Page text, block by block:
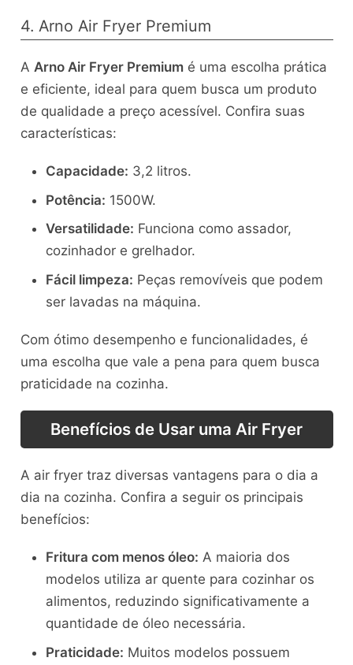
4. Arno Air Fryer Premium
A Arno Air Fryer Premiumé uma escolha prática
e eficiente, ideal para quem busca um produto
de qualidade a preço acessível. Confira suas
características:
Capacidade: 3,2 litros.
Potência: 1500W.
Versatilidade: Funciona como assador,
cozinhador e grelhador.
Fácil limpeza: Peças removíveis que podem
ser lavadas na máquina.
Com ótimo desempenho e funcionalidades, é
uma escolha que vale a pena para quem busca
praticidade na cozinha.
Benefícios de Usar uma Air Fryer
A air fryer traz diversas vantagens para o dia a
dia na cozinha. Confira a seguir os principais
benefícios:
Fritura com menos óleo: A maioria dos
modelos utiliza ar quente para cozinhar os
alimentos, reduzindo significativamente a
quantidade de óleo necessária.
Praticidade: Muitos modelos possuem